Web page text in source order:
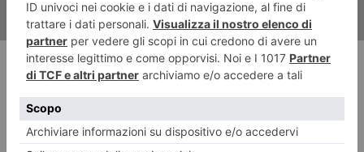
RECENTI: